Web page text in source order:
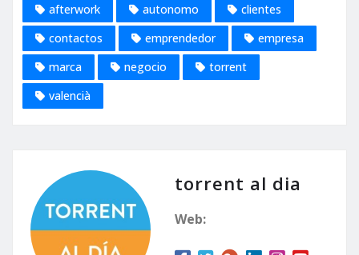
afterwork autonomo
clientes
contactos
emprendedor
empresa
marca
negocio
torrent
valencià
torrent al dia
Web: